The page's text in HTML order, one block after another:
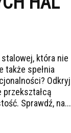
która nie
także spełnia
Odkryj
przekształcą
Sprawdź, na...